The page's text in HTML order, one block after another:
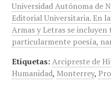
Universidad Autónoma de
Editorial Universitaria. En
Armas y Letras se
particularmente poesía,
Etiquetas: Arcipreste de
Humanidad, Monterrey,